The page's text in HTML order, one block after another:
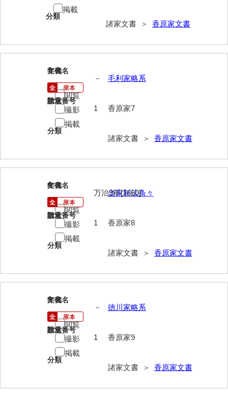
大中家文書
大中家文書（神奈川県）
大野毛利家文書
大本氏収集文書
岡家文書（福栄村）
岡家文書（周南市）
岡田家文書（徳地町）
岡田家文書（萩市）
岡田学収集史料
岡藤家文書
岡本家文書（島根県）
岡本家文書（周防大島町）
尾崎家文書
尾崎家文書（防府市）
小沢家文書（阿東町）
小沢太郎文書
分類
諸家文書 ＞ 香原家文書
掲載
7
文書名
毛利家略系
請求番号
香原家7
分類
諸家文書 ＞ 香原家文書
年代
－
数量
1
閲覧
撮影
掲載
8
文書名
当家制法条々
請求番号
香原家8
分類
諸家文書 ＞ 香原家文書
年代
万治3年[1660]
数量
1
閲覧
撮影
掲載
9
文書名
徳川家略系
請求番号
香原家9
分類
諸家文書 ＞ 香原家文書
年代
－
数量
1
閲覧
撮影
掲載